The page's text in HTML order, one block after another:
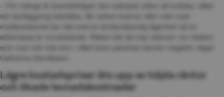
– För många är boendefrågan den svåraste nöten att knäcka, vilket
vår kartläggning bekräftar. Att varken kvinnor eller män med
medianinkomst har råd med en ändamålsenlig lägenhet vid en
skilsmässa är oroväckande. Risken blir att man stannar i en relation
som man inte mår bra i, vilket även påverkar barnen negativt, säger
Catharina Henriksson.
Lägre bostadspriser äts upp av höjda räntor
och ökade levnadskostnader